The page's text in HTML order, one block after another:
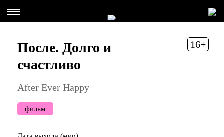
16+
После. Долго и
счастливо
After Ever Happy
фильм